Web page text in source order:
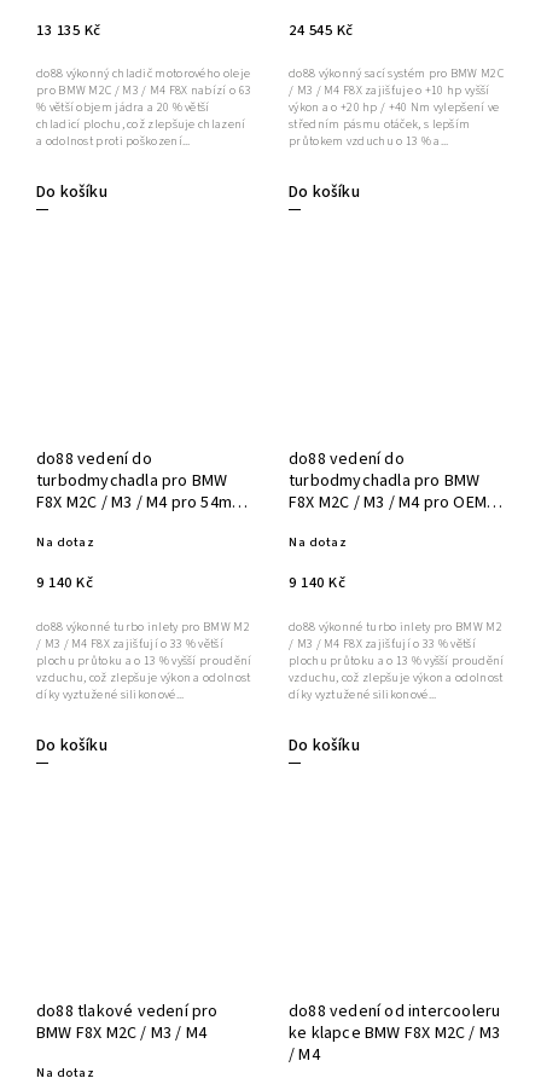
13 135 Kč
Do košíku
do88 výkonný chladič motorového oleje
pro BMW M2C / M3 / M4 F8X nabízí o 63
% větší objem jádra a 20 % větší
chladicí plochu, což zlepšuje chlazení
a odolnost proti poškození...
24 545 Kč
Do košíku
do88 výkonný sací systém pro BMW M2C
/ M3 / M4 F8X zajišťuje o +10 hp vyšší
výkon a o +20 hp / +40 Nm vylepšení ve
středním pásmu otáček, s lepším
průtokem vzduchu o 13 % a...
do88 vedení do
turbodmychadla pro BMW
F8X M2C / M3 / M4 pro 54mm
Na dotaz
9 140 Kč
Do košíku
do88 výkonné turbo inlety pro BMW M2
/ M3 / M4 F8X zajišťují o 33 % větší
plochu průtoku a o 13 % vyšší proudění
vzduchu, což zlepšuje výkon a odolnost
díky vyztužené silikonové...
do88 vedení do
turbodmychadla pro BMW
F8X M2C / M3 / M4 pro OEM
Na dotaz
9 140 Kč
Do košíku
do88 výkonné turbo inlety pro BMW M2
/ M3 / M4 F8X zajišťují o 33 % větší
plochu průtoku a o 13 % vyšší proudění
vzduchu, což zlepšuje výkon a odolnost
díky vyztužené silikonové...
do88 tlakové vedení pro
BMW F8X M2C / M3 / M4
Na dotaz
do88 vedení od intercooleru
ke klapce BMW F8X M2C / M3
/ M4